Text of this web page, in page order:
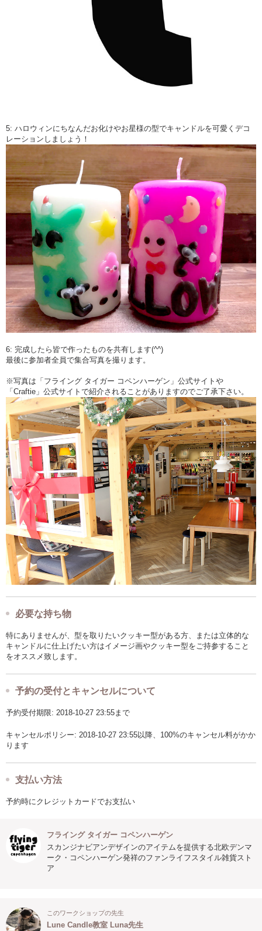
5: ハロウィンにちなんだお化けやお星様の型でキャンドルを可愛くデコ
レーションしましょう！
6: 完成したら皆で作ったものを共有します(^^)
最後に参加者全員で集合写真を撮ります。
※写真は「フライング タイガー コペンハーゲン」公式サイトや
「Craftie」公式サイトで紹介されることがありますのでご了承下さい。
必要な持ち物
特にありませんが、型を取りたいクッキー型がある方、または立体的な
キャンドルに仕上げたい方はイメージ画やクッキー型をご持参すること
をオススメ致します。
予約の受付とキャンセルについて
予約受付期限: 2018-10-27 23:55まで
キャンセルポリシー: 2018-10-27 23:55以降、100%のキャンセル料がかか
ります
支払い方法
予約時にクレジットカードでお支払い
フライング タイガー コペンハーゲン
スカンジナビアンデザインのアイテムを提供する北欧デンマ
ーク・コペンハーゲン発祥のファンライフスタイル雑貨スト
ア
このワークショップの先生
Lune Candle教室 Luna先生